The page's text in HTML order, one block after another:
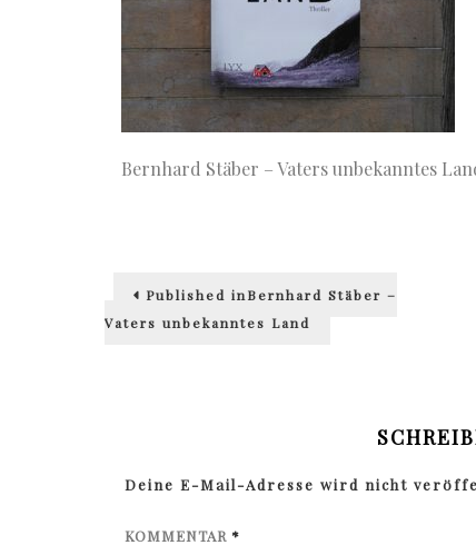
Bernhard Stäber – Vaters unbekanntes
Beitragsnavigation
Published inBernhard Stäber –
Vaters unbekanntes Land
Deine E-Mail-Adresse wird nicht
KOMMENTAR *